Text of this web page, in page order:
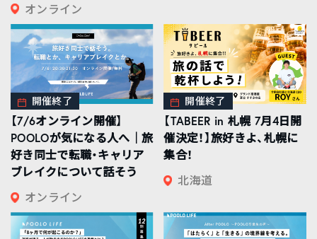
オンライン
開催終了
【7/6オンライン開催】
POOLOが気になる人へ｜旅
好き同士で転職・キャリア
ブレイクについて話そう
オンライン
開催終了
【TABEER in 札幌 7月4日開
催決定！】旅好きよ、札幌に
集合！
北海道